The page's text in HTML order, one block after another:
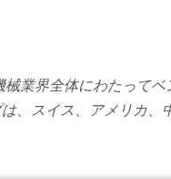
業界全体にわたってベ
、スイス、アメリカ、